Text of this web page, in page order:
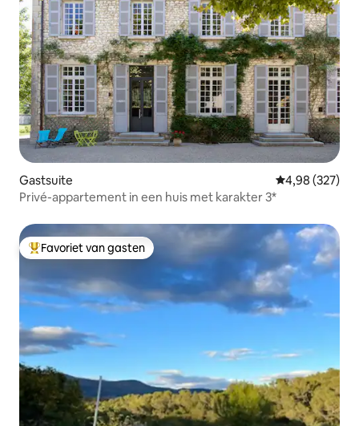
Gastsuite Gemiddelde
4,98 (327)
Privé-appartement in een huis met karakter 3*
Topfavoriet van gasten
Favoriet van gasten